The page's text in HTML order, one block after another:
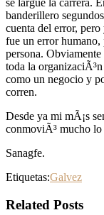
se largue la carrera.
banderillero
cuenta del error,
fue un error humano,
persona.
toda la
como un negocio y
corren.
Desde ya mi mÃ¡s
conmoviÃ³ mucho lo
Sanagfe.
Etiquetas:Galvez
Related Posts